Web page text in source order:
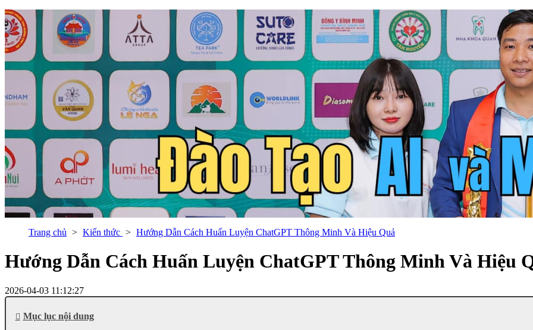
Trang chủ Kiến thức Hướng Dẫn Cách Huấn Luyện ChatGPT Thông Minh Và Hiệu Quả
Hướng Dẫn Cách Huấn Luyện ChatGPT Thông Minh Và Hiệu
2026-04-03 11:12:27
Mục lục nội dung